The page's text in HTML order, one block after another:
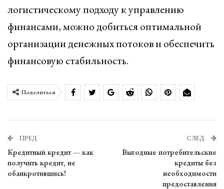
логистическому подходу к управлению
финансами, можно добиться оптимальной
организации денежных потоков и обеспечить
финансовую стабильность.
Поделиться
ПРЕД
Кредитный кредит — как
получить кредит, не
обанкротившись!
СЛЕД
Выгодные потребительские
кредиты без
необходимости
предоставления